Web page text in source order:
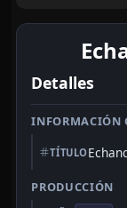
Detalles
INFORMACIÓN
TÍTULO
PRODUCCIÓN